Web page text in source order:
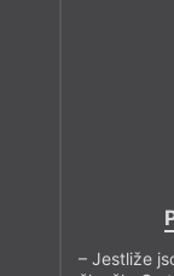
– Jestliže